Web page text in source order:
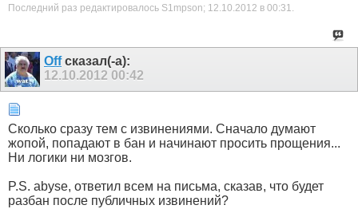
Последний раз редактировалось S1mpson; 12.10.2012 в 00:31.
Offсказал(-а):
12.10.2012 00:42
Сколько сразу тем с извинениями. Сначало думают
жопой, попадают в бан и начинают просить прощения...
Ни логики ни мозгов.
P.S. abyse, ответил всем на письма, сказав, что будет
разбан после публичных извинений?